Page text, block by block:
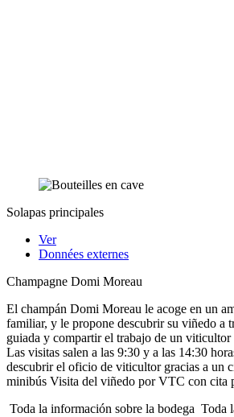
Solapas principales
Ver
Données externes
Champagne Domi Moreau
El champán Domi Moreau le acoge en un
familiar, y le propone descubrir su viñedo a
guiada y compartir el trabajo de un viticultor
Las visitas salen a las 9:30 y a las 14:30
descubrir el oficio de viticultor gracias a un
minibús Visita del viñedo por VTC con cita
Toda la información sobre la bodega Toda